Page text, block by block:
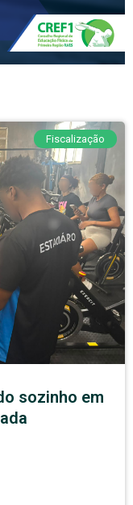
Fiscalização
sozinho em